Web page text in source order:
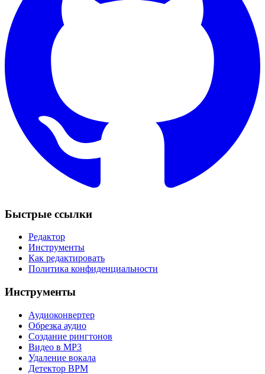
Быстрые ссылки
Редактор
Инструменты
Как редактировать
Политика конфиденциальности
Инструменты
Аудиоконвертер
Обрезка аудио
Создание рингтонов
Видео в MP3
Удаление вокала
Детектор BPM